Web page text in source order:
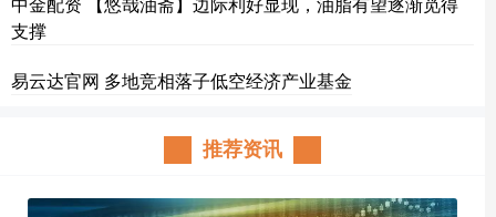
支撑
易云达官网 多地竞相落子低空经济产业基金
推荐资讯